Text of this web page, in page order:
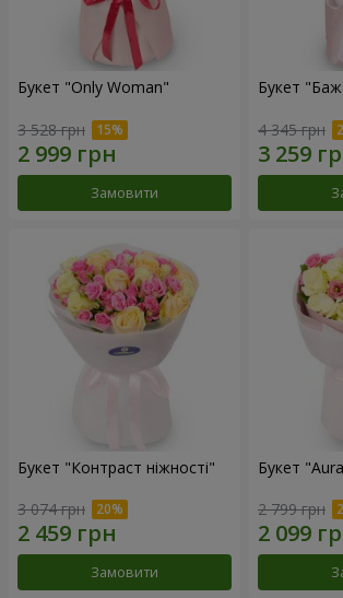
Букет "Only Woman"
3 528 грн
Замовити
Букет
4 345 грн
Букет "Контраст ніжності"
3 074 грн
Замовити
Букет
2 799 грн